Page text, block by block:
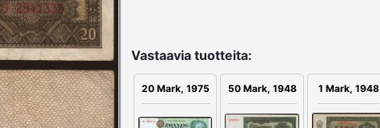
Vastaavia tuotteita:
20 Mark, 1975 50 Mark, 1948 1 Mark, 1948